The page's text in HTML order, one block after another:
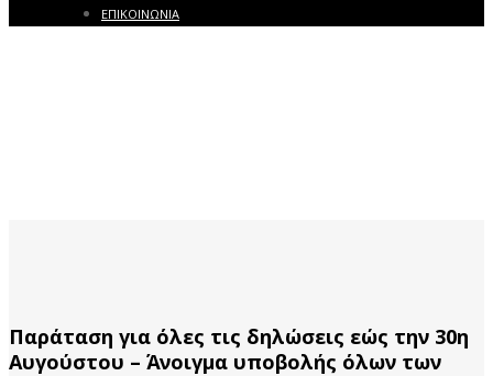
ΕΠΙΚΟΙΝΩΝΙΑ
Παράταση για όλες τις δηλώσεις εώς την 30η
Αυγούστου – Άνοιγμα υποβολής όλων των